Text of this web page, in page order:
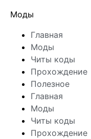
Моды
Главная
Моды
Читы коды
Прохождение
Полезное
Главная
Моды
Читы коды
Прохождение